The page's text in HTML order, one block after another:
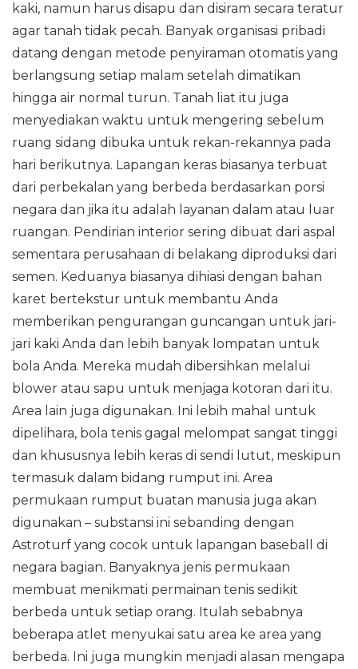
kaki, namun harus disapu dan disiram secara teratur
agar tanah tidak pecah. Banyak organisasi pribadi
datang dengan metode penyiraman otomatis yang
berlangsung setiap malam setelah dimatikan
hingga air normal turun. Tanah liat itu juga
menyediakan waktu untuk mengering sebelum
ruang sidang dibuka untuk rekan-rekannya pada
hari berikutnya. Lapangan keras biasanya terbuat
dari perbekalan yang berbeda berdasarkan porsi
negara dan jika itu adalah layanan dalam atau luar
ruangan. Pendirian interior sering dibuat dari aspal
sementara perusahaan di belakang diproduksi dari
semen. Keduanya biasanya dihiasi dengan bahan
karet bertekstur untuk membantu Anda
memberikan pengurangan guncangan untuk jari-
jari kaki Anda dan lebih banyak lompatan untuk
bola Anda. Mereka mudah dibersihkan melalui
blower atau sapu untuk menjaga kotoran dari itu.
Area lain juga digunakan. Ini lebih mahal untuk
dipelihara, bola tenis gagal melompat sangat tinggi
dan khususnya lebih keras di sendi lutut, meskipun
termasuk dalam bidang rumput ini. Area
permukaan rumput buatan manusia juga akan
digunakan – substansi ini sebanding dengan
Astroturf yang cocok untuk lapangan baseball di
negara bagian. Banyaknya jenis permukaan
membuat menikmati permainan tenis sedikit
berbeda untuk setiap orang. Itulah sebabnya
beberapa atlet menyukai satu area ke area yang
berbeda. Ini juga mungkin menjadi alasan mengapa